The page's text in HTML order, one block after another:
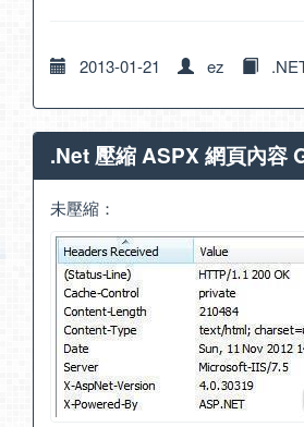
2013-01-21 ez
.Net 壓縮 ASPX 網頁內容
未壓縮：